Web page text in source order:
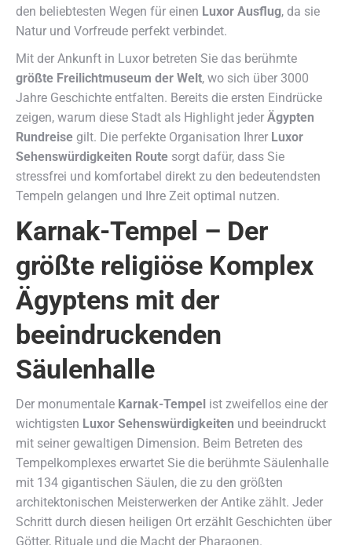
den beliebtesten Wegen für einen Luxor Ausflug, da sie
Natur und Vorfreude perfekt verbindet.
Mit der Ankunft in Luxor betreten Sie das berühmte
größte Freilichtmuseum der Welt, wo sich über 3000
Jahre Geschichte entfalten. Bereits die ersten Eindrücke
zeigen, warum diese Stadt als Highlight jeder Ägypten
Rundreise gilt. Die perfekte Organisation Ihrer Luxor
Sehenswürdigkeiten Route sorgt dafür, dass Sie
stressfrei und komfortabel direkt zu den bedeutendsten
Tempeln gelangen und Ihre Zeit optimal nutzen.
Karnak-Tempel – Der
größte religiöse Komplex
Ägyptens mit der
beeindruckenden
Säulenhalle
Der monumentale Karnak-Tempel ist zweifellos eine der
wichtigsten Luxor Sehenswürdigkeiten und beeindruckt
mit seiner gewaltigen Dimension. Beim Betreten des
Tempelkomplexes erwartet Sie die berühmte Säulenhalle
mit 134 gigantischen Säulen, die zu den größten
architektonischen Meisterwerken der Antike zählt. Jeder
Schritt durch diesen heiligen Ort erzählt Geschichten über
Götter, Rituale und die Macht der Pharaonen.